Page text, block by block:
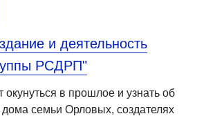
и деятельность
РСДРП"
окунуться в прошлое и узнать об
дома семьи Орловых, создателях